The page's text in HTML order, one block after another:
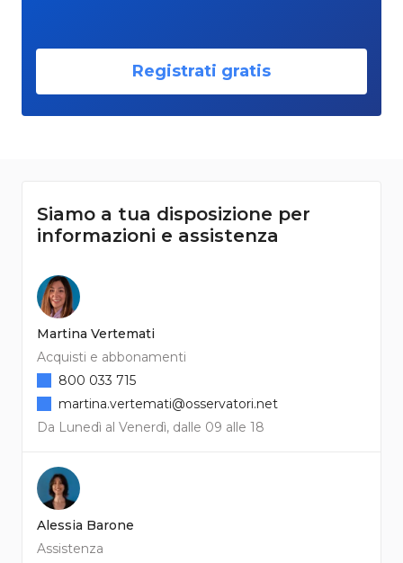
Registrati gratis
Siamo a tua disposizione per
informazioni e assistenza
Martina Vertemati
Acquisti e abbonamenti
Da Lunedì al Venerdì, dalle 09 alle 18
800 033 715
martina.vertemati@osservatori.net
Alessia Barone
Assistenza